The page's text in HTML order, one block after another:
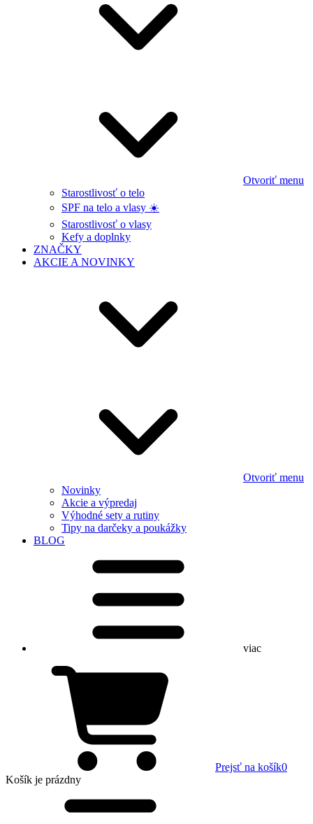
Otvoriť menu
Starostlivosť o telo
SPF na telo a vlasy ☀️
Starostlivosť o vlasy
Kefy a doplnky
ZNAČKY
AKCIE A NOVINKY
Otvoriť menu
Novinky
Akcie a výpredaj
Výhodné sety a rutiny
Tipy na darčeky a poukážky
BLOG
viac
Prejsť na košík0
Košík je prázdny